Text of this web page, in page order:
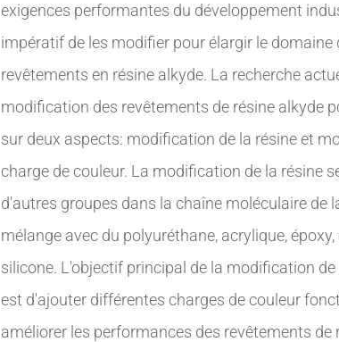
exigences performantes du développement
impératif de les modifier pour élargir le domaine
revêtements en résine alkyde. La recherche
modification des revêtements de résine alkyde
sur deux aspects: modification de la résine et
charge de couleur. La modification de la résine
d'autres groupes dans la chaîne moléculaire de
mélange avec du polyuréthane, acrylique, époxy,
silicone. L'objectif principal de la modification
est d'ajouter différentes charges de couleur
améliorer les performances des revêtements de